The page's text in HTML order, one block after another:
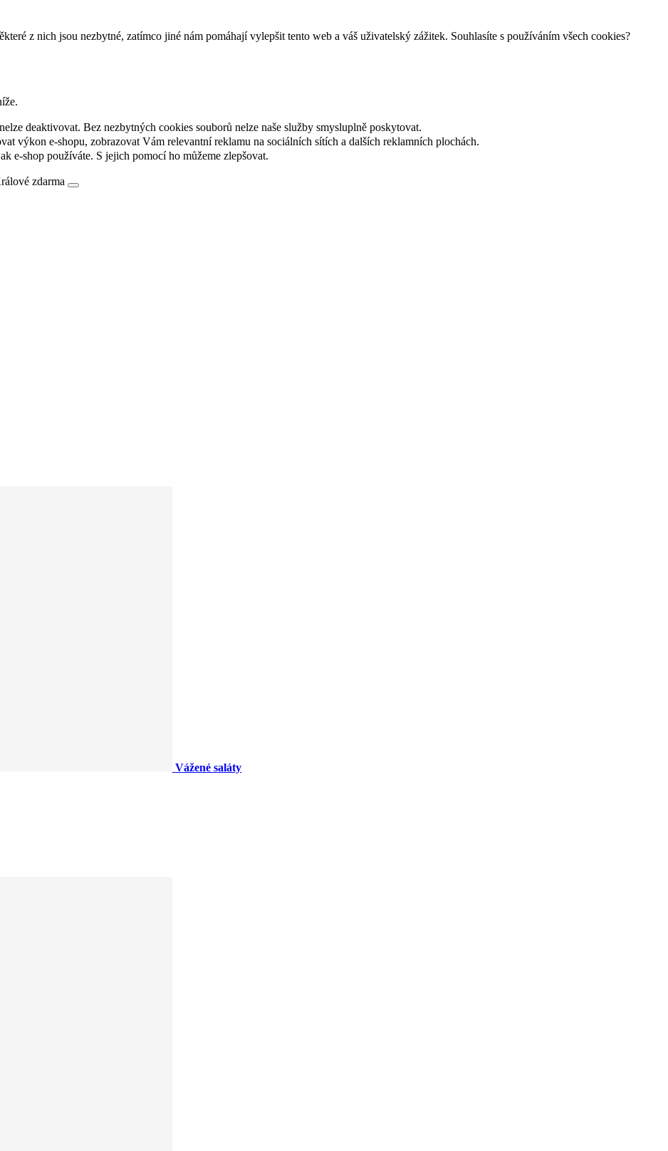
z nich jsou nezbytné, zatímco jiné nám pomáhají vylepšit tento web a váš uživatelský zážitek. Souhlasíte s používáním všech cookies?
deaktivovat. Bez nezbytných cookies souborů nelze naše služby smysluplně poskytovat.
výkon e-shopu, zobrazovat Vám relevantní reklamu na sociálních sítích a dalších reklamních plochách.
e-shop používáte. S jejich pomocí ho můžeme zlepšovat.
zdarma
Vážené saláty